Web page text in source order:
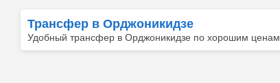
Трансфер в Орджоникидзе
Удобный трансфер в Орджоникидзе по хорошим ценам